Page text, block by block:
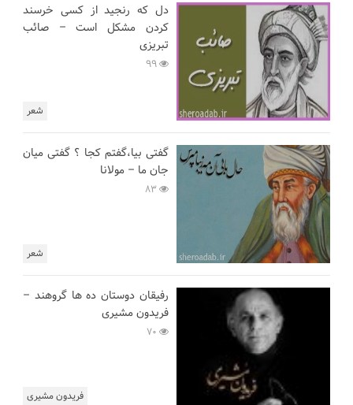
شعر
دل که رنجید از کسی خرسند
کردن مشکل است – صائب
تبریزی
شعر
گفتی بیا،گفتم کجا ؟ گفتی میان
جان ما – مولانا
فریدون مشیری
رفیقان دوستان ده ها گروهند –
فریدون مشیری